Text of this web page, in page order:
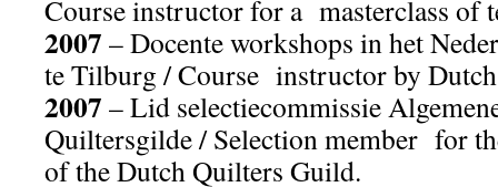
Course instructor for a masterclass of
2007 – Docente workshops in het
te Tilburg / Course instructor by
2007 – Lid selectiecommissie
Quiltersgilde / Selection member for
of the Dutch Quilters Guild.